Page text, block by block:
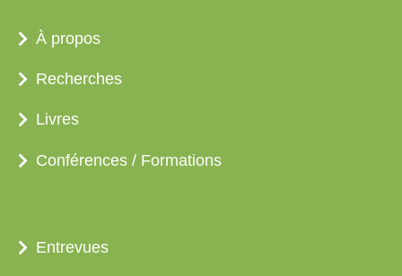
À propos
Recherches
Livres
Conférences / Formations
Entrevues